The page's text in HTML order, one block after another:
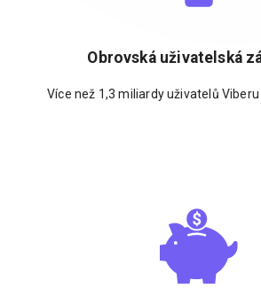
Obrovská uživatelská
Více než 1,3 miliardy uživatelů Viberu